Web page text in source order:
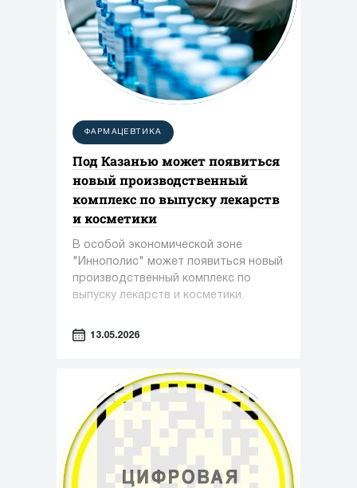
ФАРМАЦЕВТИКА
Под Казанью может появиться
новый производственный
комплекс по выпуску лекарств
и косметики
В особой экономической зоне
"Иннополис" может появиться новый
производственный комплекс по
выпуску лекарств и косметики.
13.05.2026